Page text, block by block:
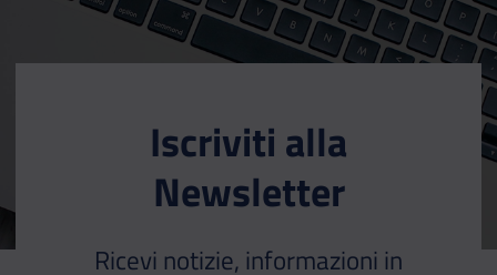
Iscriviti alla
Newsletter
Ricevi notizie, informazioni in